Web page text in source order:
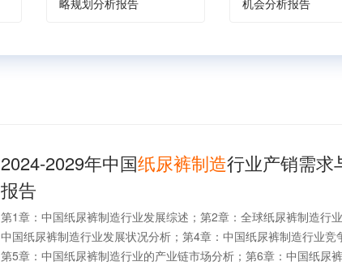
略规划分析报告
机会分析报告
2024-2029年中国纸尿裤制造行业产销需求
报告
第1章：中国纸尿裤制造行业发展综述；第2章：全球纸尿裤制造行
中国纸尿裤制造行业发展状况分析；第4章：中国纸尿裤制造行业竞
第5章：中国纸尿裤制造行业的产业链市场分析；第6章：中国纸尿